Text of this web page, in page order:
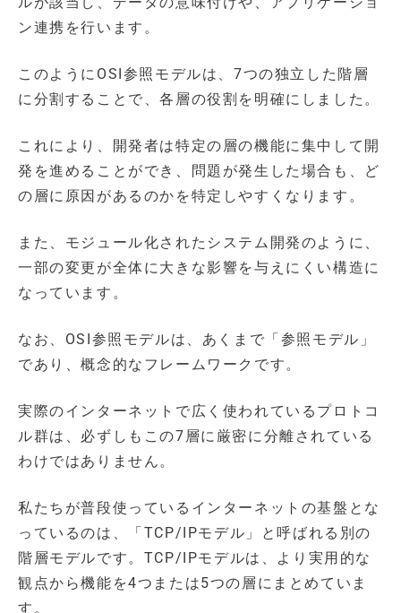
ン連携を行います。
このようにOSI参照モデルは、7つの独立した階層
に分割することで、各層の役割を明確にしました。
これにより、開発者は特定の層の機能に集中して開
発を進めることができ、問題が発生した場合も、ど
の層に原因があるのかを特定しやすくなります。
また、モジュール化されたシステム開発のように、
一部の変更が全体に大きな影響を与えにくい構造に
なっています。
なお、OSI参照モデルは、あくまで「参照モデル」
であり、概念的なフレームワークです。
実際のインターネットで広く使われているプロトコ
ル群は、必ずしもこの7層に厳密に分離されている
わけではありません。
私たちが普段使っているインターネットの基盤とな
っているのは、「TCP/IPモデル」と呼ばれる別の
階層モデルです。TCP/IPモデルは、より実用的な
観点から機能を4つまたは5つの層にまとめていま
す。